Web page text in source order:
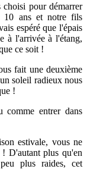
choisi pourdémarrer
10 ans et notre fils
espéré que l'épais
à l'arrivée à l'étang,
ce soit !
fait une deuxième
soleil radieux nous
!
comme entrerdans
estivale, vous ne
D'autant plus qu'en
plus raides, cet